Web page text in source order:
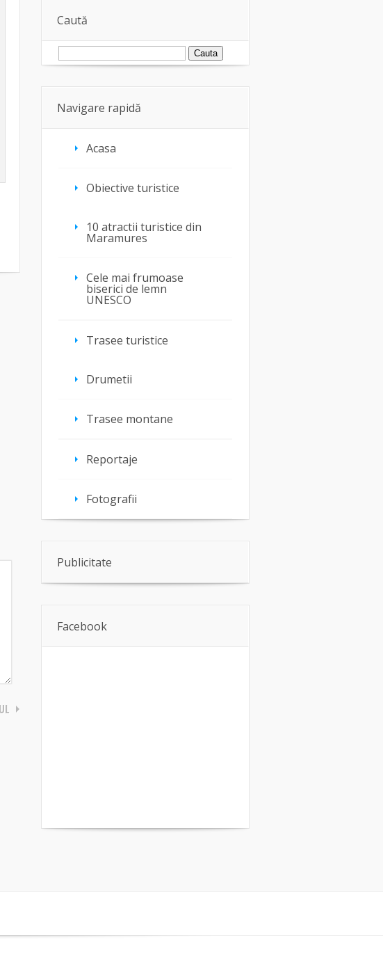
Caută
Navigare rapidă
Acasa
Obiective turistice
10 atractii turistice din
Maramures
Cele mai frumoase
biserici de lemn
UNESCO
Trasee turistice
Drumetii
Trasee montane
Reportaje
Fotografii
Publicitate
Facebook